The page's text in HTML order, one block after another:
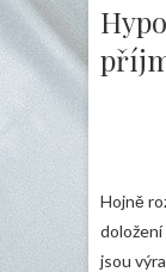
Hojně
doložení
jsou